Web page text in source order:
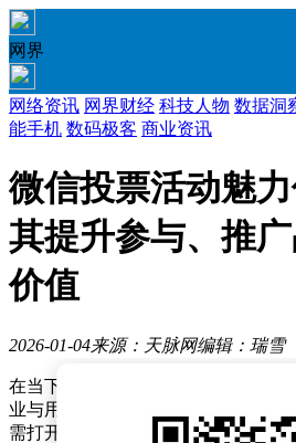
网界
网络资讯 网界财经 科技人物 数据洞
能手机 数码极客 商业资讯
微信投票活动魅
其提升参与、推
价值
2026-01-04来源：天脉网编辑：瑞雪
在当下社交媒体蓬勃发展的环境中
业与用户互动的重要桥梁。通过简
需打开微信，进入“发现”页面中的“